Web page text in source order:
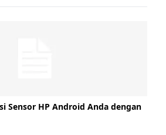
Sensor HP Android Anda dengan